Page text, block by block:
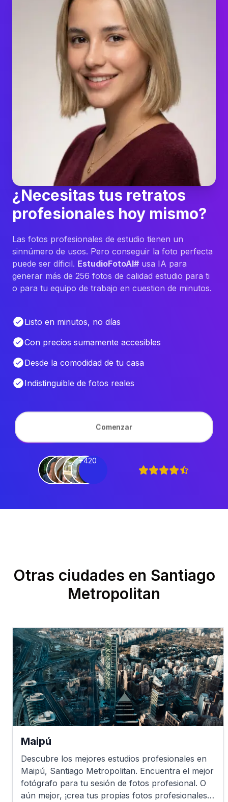
¿Necesitas tus retratos
profesionales hoy mismo?
Las fotos profesionales de estudio tienen un
sinnúmero de usos. Pero conseguir la foto perfecta
puede ser díficil. EstudioFotoAI# usa IA para
generar más de 256 fotos de calidad estudio para ti
o para tu equipo de trabajo en cuestion de minutos.
Listo en minutos, no días
Con precios sumamente accesibles
Desde la comodidad de tu casa
Indistinguible de fotos reales
Comenzar
+420
Otras ciudades en Santiago
Metropolitan
Maipú
Descubre los mejores estudios profesionales en
Maipú, Santiago Metropolitan. Encuentra el mejor
fotógrafo para tu sesión de fotos profesional. O
aún mejor, ¡crea tus propias fotos profesionales